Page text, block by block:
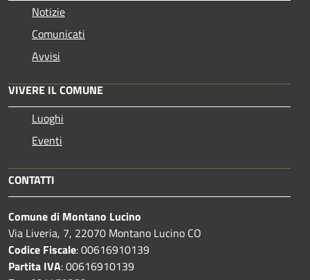
Notizie
Comunicati
Avvisi
VIVERE IL COMUNE
Luoghi
Eventi
CONTATTI
Comune di Montano Lucino
Via Liveria, 7, 22070 Montano Lucino CO
Codice Fiscale: 00616910139
Partita IVA: 00616910139